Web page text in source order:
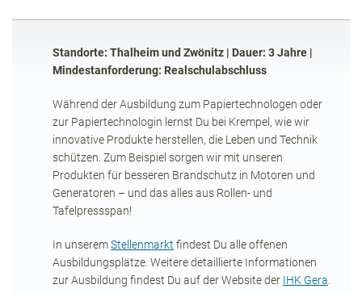
Standorte: Thalheim und Zwönitz | Dauer: 3 Jahre |
Mindestanforderung: Realschulabschluss
Während der Ausbildung zum Papiertechnologen oder
zur Papiertechnologin lernst Du bei Krempel, wie wir
innovative Produkte herstellen, die Leben und Technik
schützen. Zum Beispiel sorgen wir mit unseren
Produkten für besseren Brandschutz in Motoren und
Generatoren – und das alles aus Rollen- und
Tafelpressspan!
In unseremStellenmarkt findest Du alle offenen
Ausbildungsplätze. Weitere detaillierte Informationen
zur Ausbildung findest Du auf der Website der IHK Gera